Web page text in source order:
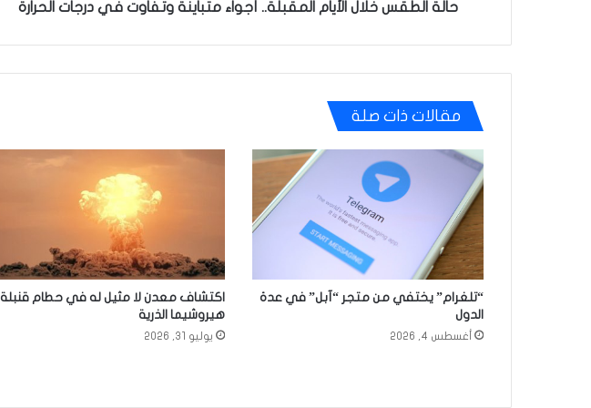
حالة الطقس خلال الأيام المقبلة.. أجواء متباينة وتفاوت في درجات الحرارة
مقالات ذات صلة
“تلغرام” يختفي من متجر “آبل” في عدة
الدول
أغسطس 4, 2026
اكتشاف معدن لا مثيل له في حطام قنبلة
هيروشيما الذرية
يوليو 31, 2026